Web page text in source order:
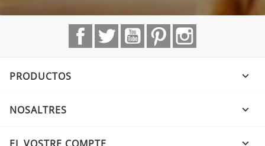
FacebookTwitter YouTubePinterest
PRODUCTOS 
NOSALTRES 